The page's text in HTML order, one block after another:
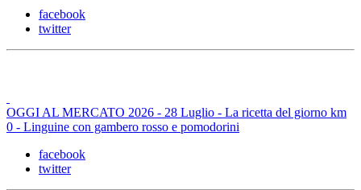
facebook
twitter
OGGI AL MERCATO 2026 - 28 Luglio - La ricetta del giorno km
0 - Linguine con gambero rosso e pomodorini
facebook
twitter